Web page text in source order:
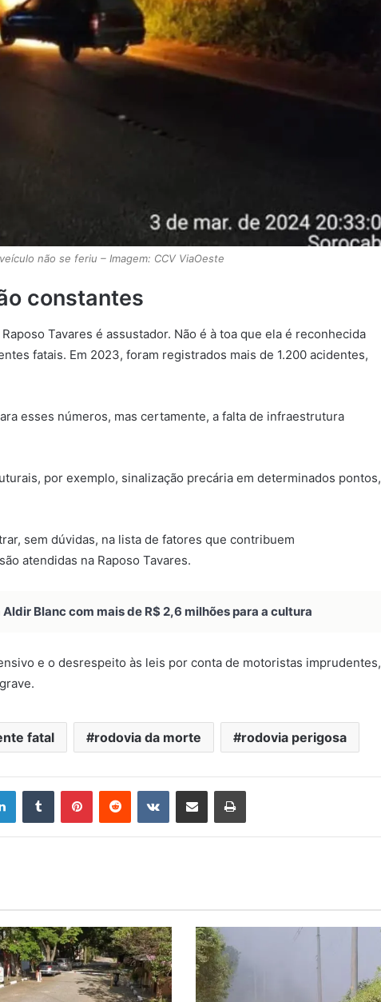
não se feriu – Imagem: CCV ViaOeste
constantes
Tavares é assustador. Não é à toa que ela é reconhecida
fatais. Em 2023, foram registrados mais de 1.200 acidentes,
esses números, mas certamente, a falta de infraestrutura
por exemplo, sinalização precária em determinados pontos,
sem dúvidas, na lista de fatores que contribuem
atendidas na Raposo Tavares.
Blanc com mais de R$ 2,6 milhões para a cultura
e o desrespeito às leis por conta de motoristas imprudentes,
fatal rodovia da morte rodovia perigosa
LinkedinTumblr PinterestReddit VK Compartilhar via e-mail Imprimir